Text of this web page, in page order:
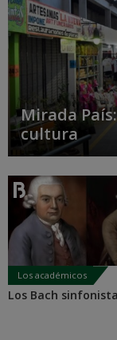
Los académicos
Los Bach
Mirada
cultura